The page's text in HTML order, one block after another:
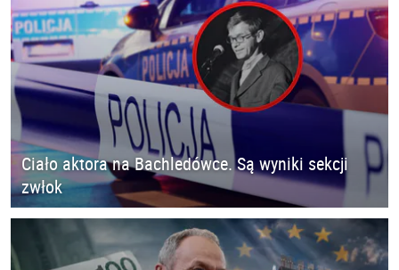
Ciało aktora na Bachledówce. Są wyniki sekcji
zwłok